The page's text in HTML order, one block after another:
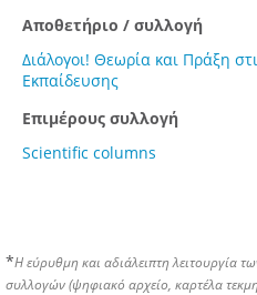
Αποθετήριο / συλλογή
Διάλογοι! Θεωρία και Πράξη
Εκπαίδευσης
Επιμέρους συλλογή
Scientific columns
*Η εύρυθμη και αδιάλειπτη λειτουργία
συλλογών (ψηφιακό αρχείο, καρτέλα